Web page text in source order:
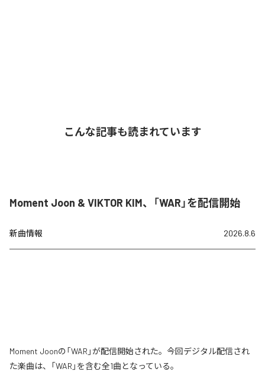
こんな記事も読まれています
Moment Joon & VIKTOR KIM、「WAR」を配信開始
新曲情報 2026.8.6
Moment Joonの「WAR」が配信開始された。今回デジタル配信され
た楽曲は、「WAR」を含む全1曲となっている。